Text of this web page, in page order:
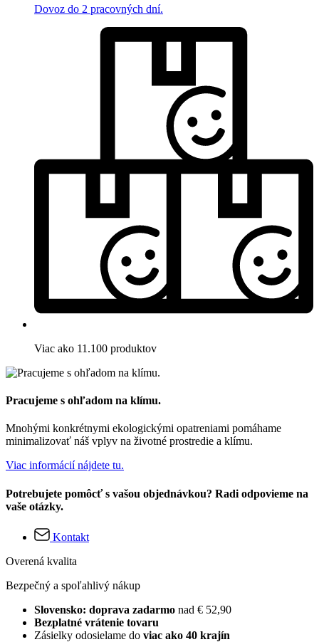
Dovoz do 2 pracovných dní.
Viac ako 11.100 produktov
Pracujeme s ohľadom na klímu.
Mnohými konkrétnymi ekologickými opatreniami pomáhame
minimalizovať náš vplyv na životné prostredie a klímu.
Viac informácií nájdete tu.
Potrebujete pomôcť s vašou objednávkou? Radi odpovieme na
vaše otázky.
Kontakt
Overená kvalita
Bezpečný a spoľahlivý nákup
Slovensko: doprava zadarmo nad € 52,90
Bezplatné vrátenie tovaru
Zásielky odosielame do viac ako 40 krajín